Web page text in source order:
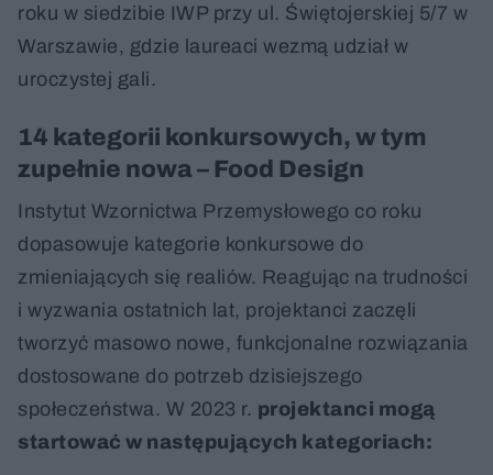
roku w siedzibie IWP przy ul. Świętojerskiej 5/7 w
Warszawie, gdzie laureaci wezmą udział w
uroczystej gali.
14 kategorii konkursowych, w tym
zupełnie nowa – Food Design
Instytut Wzornictwa Przemysłowego co roku
dopasowuje kategorie konkursowe do
zmieniających się realiów. Reagując na trudności
i wyzwania ostatnich lat, projektanci zaczęli
tworzyć masowo nowe, funkcjonalne rozwiązania
dostosowane do potrzeb dzisiejszego
społeczeństwa. W 2023 r. projektanci mogą
startować w następujących kategoriach: